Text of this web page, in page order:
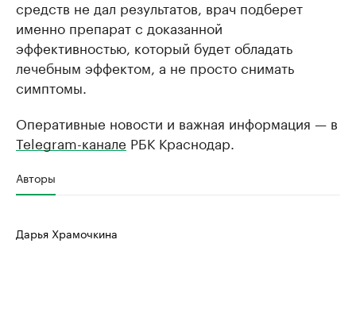
средств не дал результатов, врач подберет
именно препарат с доказанной
эффективностью, который будет обладать
лечебным эффектом, а не просто снимать
симптомы.
Оперативные новости и важная информация — в
Telegram-канале РБК Краснодар.
Авторы
Дарья Храмочкина